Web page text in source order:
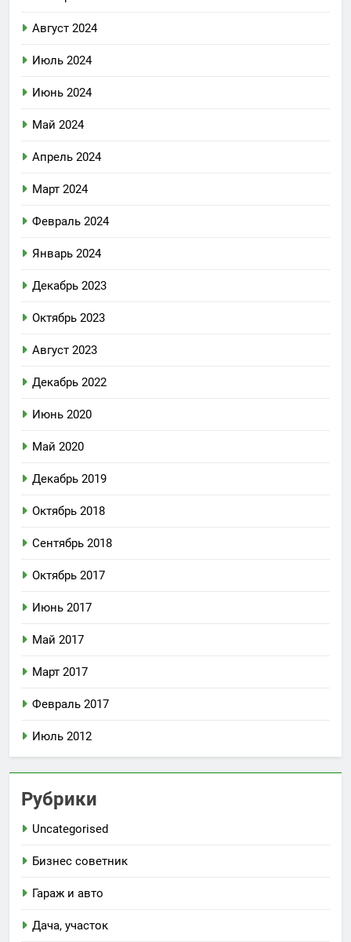
Август 2024
Июль 2024
Июнь 2024
Май 2024
Апрель 2024
Март 2024
Февраль 2024
Январь 2024
Декабрь 2023
Октябрь 2023
Август 2023
Декабрь 2022
Июнь 2020
Май 2020
Декабрь 2019
Октябрь 2018
Сентябрь 2018
Октябрь 2017
Июнь 2017
Май 2017
Март 2017
Февраль 2017
Июль 2012
Рубрики
Uncategorised
Бизнес советник
Гараж и авто
Дача, участок